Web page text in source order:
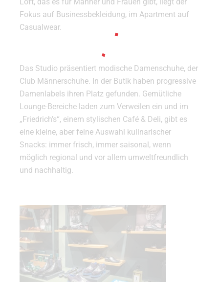
Fokus auf Businessbekleidung, im Apartment auf
Casualwear.
Das Studio präsentiert modische Damenschuhe, der
Club Männerschuhe. In der Butik haben progressive
Damenlabels ihren Platz gefunden. Gemütliche
Lounge-Bereiche laden zum Verweilen ein und im
„Friedrich’s“, einem stylischen Café & Deli, gibt es
eine kleine, aber feine Auswahl kulinarischer
Snacks: immer frisch, immer saisonal, wenn
möglich regional und vor allem umweltfreundlich
und nachhaltig.